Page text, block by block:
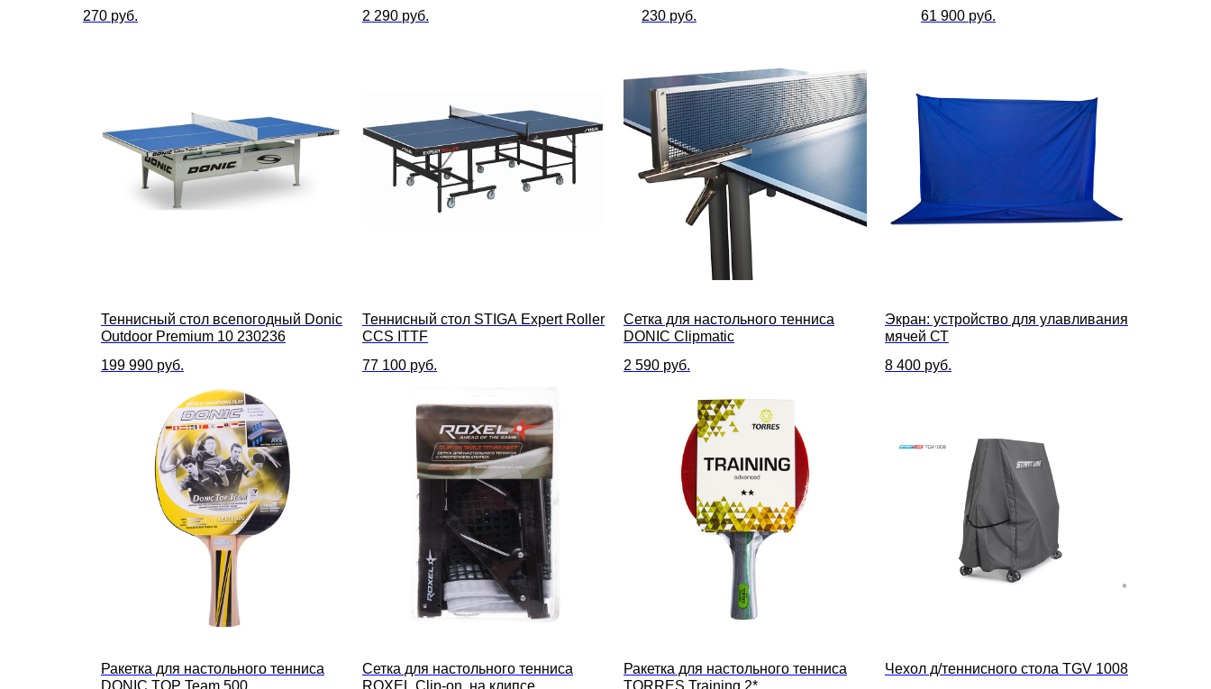
270 руб.
2 290 руб.
230 руб.
61 900 руб.
Теннисный стол всепогодный Donic
Outdoor Premium 10 230236
199 990 руб.
Теннисный стол STIGA Expert Roller
CCS ITTF
77 100 руб.
Сетка для настольного тенниса
DONIC Clipmatic
2 590 руб.
Экран: устройство для улавливания
мячей СТ
8 400 руб.
Ракетка для настольного тенниса
DONIC TOP Team 500
Сетка для настольного тенниса
ROXEL Clip-on, на клипсе
Ракетка для настольного тенниса
TORRES Training 2*
Чехол д/теннисного стола TGV 1008